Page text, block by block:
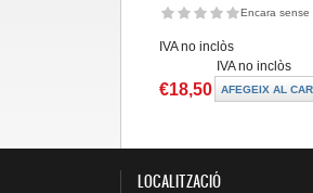
Encara sense
IVA no inclòs
IVA no inclòs
€18,50
LOCALITZACIÓ